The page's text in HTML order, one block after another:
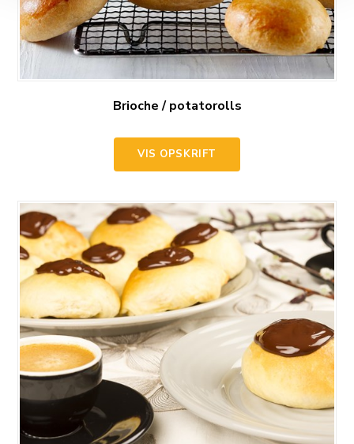
Brioche / potatorolls
VIS OPSKRIFT